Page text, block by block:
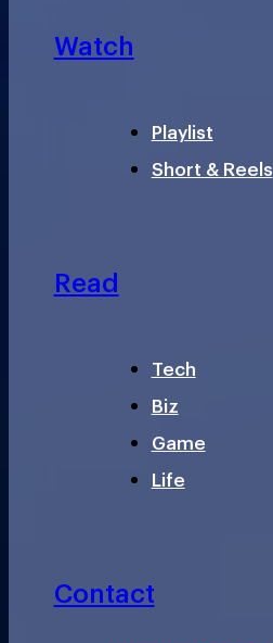
Watch
Playlist
Short & Reels
Read
Tech
Biz
Game
Life
Contact